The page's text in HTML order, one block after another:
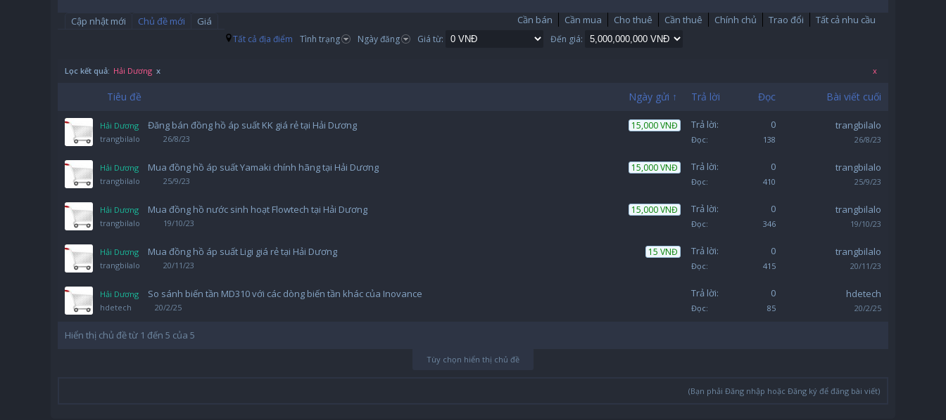
Cập nhật mới Chủ đề mới Giá Cần bán Cần mua Cho thuê Cần thuê Chính chủ Trao đổi Tất cả nhu cầu
Tất cả địa điểm Tình trạng Ngày đăng Giá từ: Đến giá:
Lọc kết quả: Hải Dương x x
Tiêu đề Ngày gửi ↑ Trả lời Đọc Bài viết cuối
15,000 VNĐ
Hải Dương Đăng bán đồng hồ áp suất KK giá rẻ tại Hải Dương
trangbilalo 26/8/23
Trả lời: 0
Đọc: 138
trangbilalo
26/8/23
15,000 VNĐ
Hải Dương Mua đồng hồ áp suất Yamaki chính hãng tại Hải Dương
trangbilalo 25/9/23
Trả lời: 0
Đọc: 410
trangbilalo
25/9/23
15,000 VNĐ
Hải Dương Mua đồng hồ nước sinh hoạt Flowtech tại Hải Dương
trangbilalo 19/10/23
Trả lời: 0
Đọc: 346
trangbilalo
19/10/23
15 VNĐ
Hải Dương Mua đồng hồ áp suất Ligi giá rẻ tại Hải Dương
trangbilalo 20/11/23
Trả lời: 0
Đọc: 415
trangbilalo
20/11/23
Hải Dương So sánh biến tần MD310 với các dòng biến tần khác của Inovance
hdetech 20/2/25
Trả lời: 0
Đọc: 85
hdetech
20/2/25
Hiển thị chủ đề từ 1 đến 5 của 5
Tùy chọn hiển thị chủ đề
(Bạn phải Đăng nhập hoặc Đăng ký để đăng bài viết)